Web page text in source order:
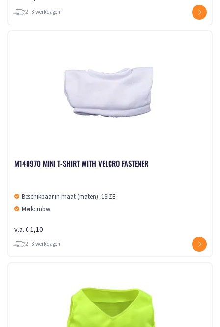
2 - 3 werkdagen
M140970 MINI T-SHIRT WITH VELCRO FASTENER
Beschikbaar in maat (maten): 1SIZE
Merk: mbw
v.a. € 1,10
2 - 3 werkdagen